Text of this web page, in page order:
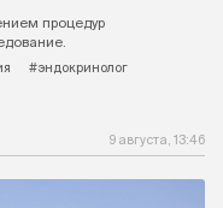
процедур
#эндокринолог
9 августа, 13:46